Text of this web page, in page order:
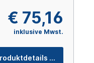
€ 75,16
inklusive Mwst.
Produktdetails